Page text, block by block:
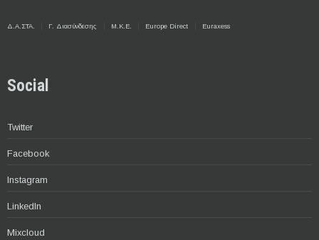
Δ.Α.ΣΤΑ. Γ. Διασύνδεσης Μ.Κ.Ε. Europe Direct Euraxess
Social
Twitter
Facebook
Instagram
LinkedIn
Mixcloud